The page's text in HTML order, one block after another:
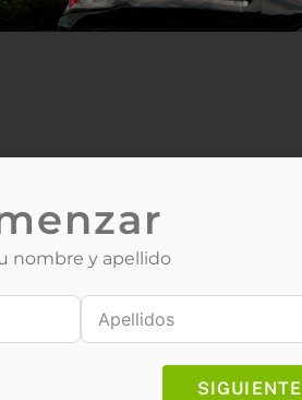
nombre y apellido
SIGUIENTE